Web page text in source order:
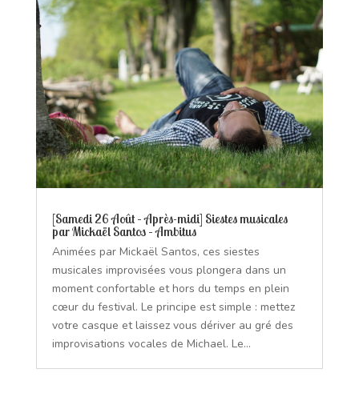
[Samedi 26 Août – Après-midi] Siestes musicales
par Mickaël Santos – Ambitus
Animées par Mickaël Santos, ces siestes
musicales improvisées vous plongera dans un
moment confortable et hors du temps en plein
cœur du festival. Le principe est simple : mettez
votre casque et laissez vous dériver au gré des
improvisations vocales de Michael. Le...